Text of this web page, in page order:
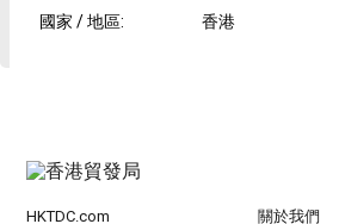
國家 / 地區: 香港
HKTDC.com 關於我們